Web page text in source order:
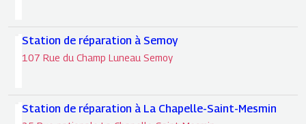
Station de réparation à Semoy
107 Rue du Champ Luneau Semoy
Station de réparation à La Chapelle-Saint-Mesmin